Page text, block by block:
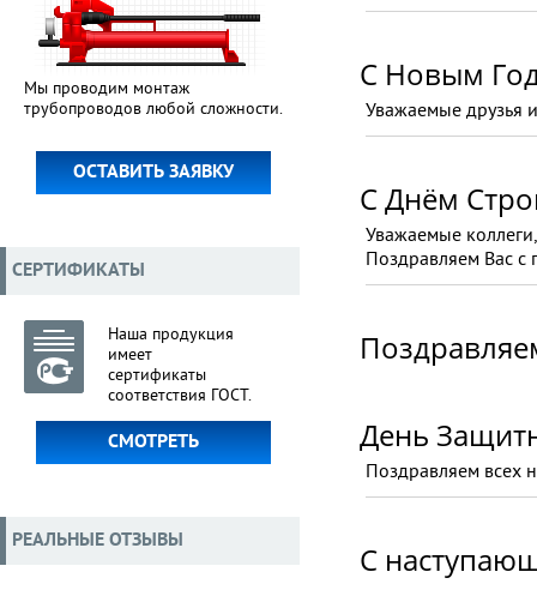
С Новым
Уважаемые друзья
С Днём
Уважаемые
Поздравляем Вас
День
Поздравляем всех
C
Мы проводим монтаж
трубопроводов любой сложности.
ОСТАВИТЬ ЗАЯВКУ
СЕРТИФИКАТЫ
Наша продукция
имеет
сертификаты
соответствия ГОСТ.
СМОТРЕТЬ
РЕАЛЬНЫЕ ОТЗЫВЫ